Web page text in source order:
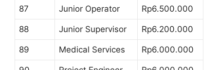
87 Junior Operator Rp6.500.000
88 Junior Supervisor Rp6.200.000
89 Medical Services Rp6.000.000